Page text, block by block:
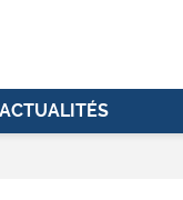
ACTUALITÉS